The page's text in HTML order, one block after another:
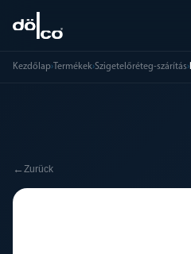
Kezdőlap› Termékek›Szigetelőréteg-szárítás›
← Zurück